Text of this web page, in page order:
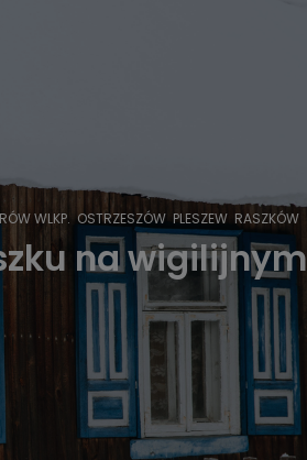
WLKP. OSTRZESZÓW PLESZEW RASZKÓW
na wigilijnym